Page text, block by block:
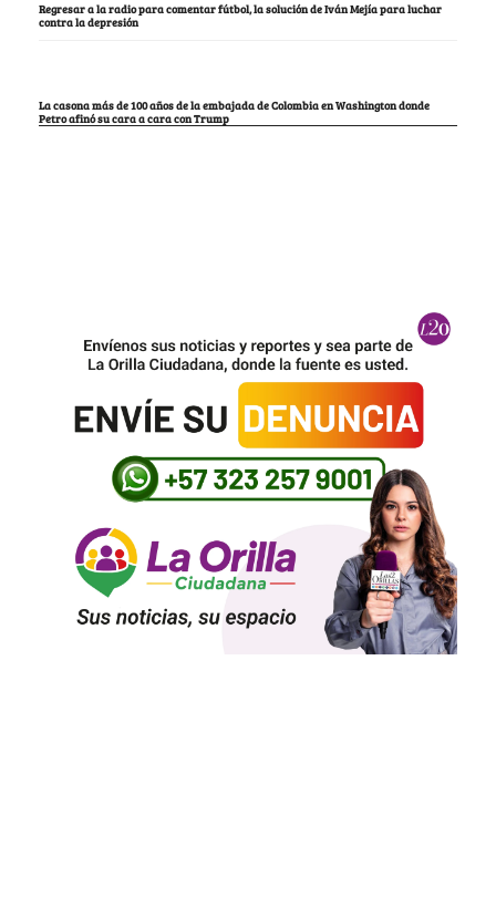
Regresar a la radio para comentar fútbol, la solución de Iván Mejía para luchar
contra la depresión
La casona más de 100 años de la embajada de Colombia en Washington donde
Petro afinó su cara a cara con Trump